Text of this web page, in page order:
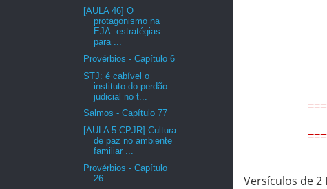
Versículos de 2
[AULA 46] O
protagonismo na
EJA: estratégias
para ...
Provérbios - Capítulo 6
STJ: é cabível o
instituto do perdão
judicial no t...
Salmos - Capítulo 77
[AULA 5 CPJR] Cultura
de paz no ambiente
familiar ...
Provérbios - Capítulo
26